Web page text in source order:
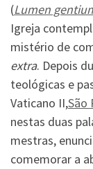
(Lumen
Igreja
mistério de
extra. Depois
teológicas e
Vaticano II,São
nestas duas
mestras,
comemorar a